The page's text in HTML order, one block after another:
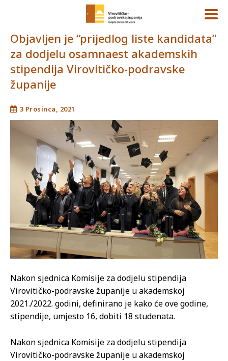
Objavljen je “prijedlog liste kandidata”
za dodjelu osamnaest akademskih
stipendija Virovitičko-podravske
županije
3 Prosinca, 2021
Nakon sjednica Komisije za dodjelu stipendija
Virovitičko-podravske županije u akademskoj
2021./2022. godini, definirano je kako će ove godine,
stipendije, umjesto 16, dobiti 18 studenata.
Nakon sjednica Komisije za dodjelu stipendija
Virovitičko-podravske županije u akademskoj